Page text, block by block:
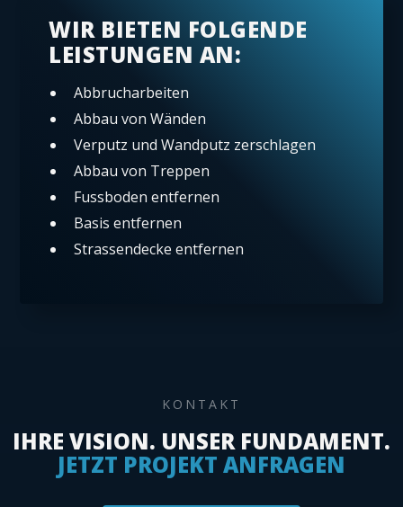
WIR BIETEN FOLGENDE
LEISTUNGEN AN:
Abbrucharbeiten
Abbau von Wänden
Verputz und Wandputz zerschlagen
Abbau von Treppen
Fussboden entfernen
Basis entfernen
Strassendecke entfernen
KONTAKT
IHRE VISION. UNSER FUNDAMENT.
JETZT PROJEKT ANFRAGEN